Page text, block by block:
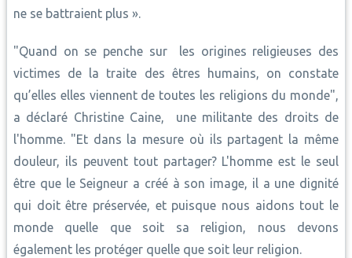
ne se battraient plus ».
"Quand on se penche sur les origines religieuses des
victimes de la traite des êtres humains, on constate
qu’elles elles viennent de toutes les religions du monde",
a déclaré Christine Caine, une militante des droits de
l'homme. "Et dans la mesure où ils partagent la même
douleur, ils peuvent tout partager? L'homme est le seul
être que le Seigneur a créé à son image, il a une dignité
qui doit être préservée, et puisque nous aidons tout le
monde quelle que soit sa religion, nous devons
également les protéger quelle que soit leur religion.